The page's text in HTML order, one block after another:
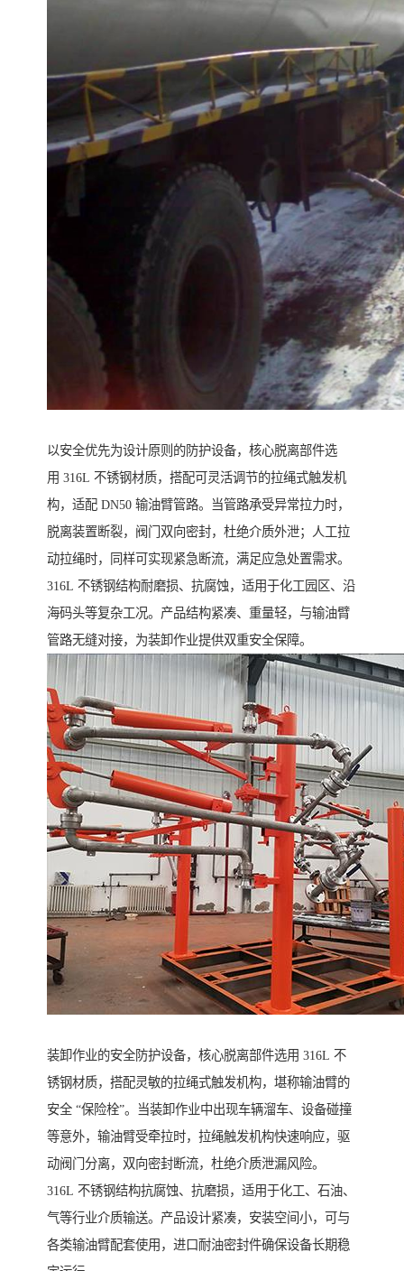
以安全优先为设计原则的防护设备，核心脱离部件选
用 316L 不锈钢材质，搭配可灵活调节的拉绳式触发机
构，适配 DN50 输油臂管路。当管路承受异常拉力时，
脱离装置断裂，阀门双向密封，杜绝介质外泄；人工拉
动拉绳时，同样可实现紧急断流，满足应急处置需求。
316L 不锈钢结构耐磨损、抗腐蚀，适用于化工园区、沿
海码头等复杂工况。产品结构紧凑、重量轻，与输油臂
管路无缝对接，为装卸作业提供双重安全保障。
装卸作业的安全防护设备，核心脱离部件选用 316L 不
锈钢材质，搭配灵敏的拉绳式触发机构，堪称输油臂的
安全 “保险栓”。当装卸作业中出现车辆溜车、设备碰撞
等意外，输油臂受牵拉时，拉绳触发机构快速响应，驱
动阀门分离，双向密封断流，杜绝介质泄漏风险。
316L 不锈钢结构抗腐蚀、抗磨损，适用于化工、石油、
气等行业介质输送。产品设计紧凑，安装空间小，可与
各类输油臂配套使用，进口耐油密封件确保设备长期稳